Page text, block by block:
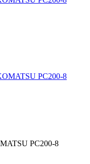
PC200-8